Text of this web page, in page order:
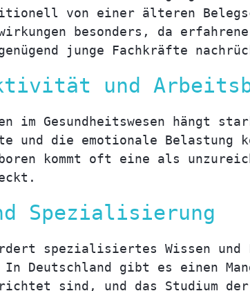
von einer älteren
besonders, da
junge Fachkräfte
und
Gesundheitswesen hängt
und die emotionale Belastung
kommt oft eine als
Spezialisierung
spezialisiertes Wissen
In Deutschland gibt es einen
sind, und das Studium